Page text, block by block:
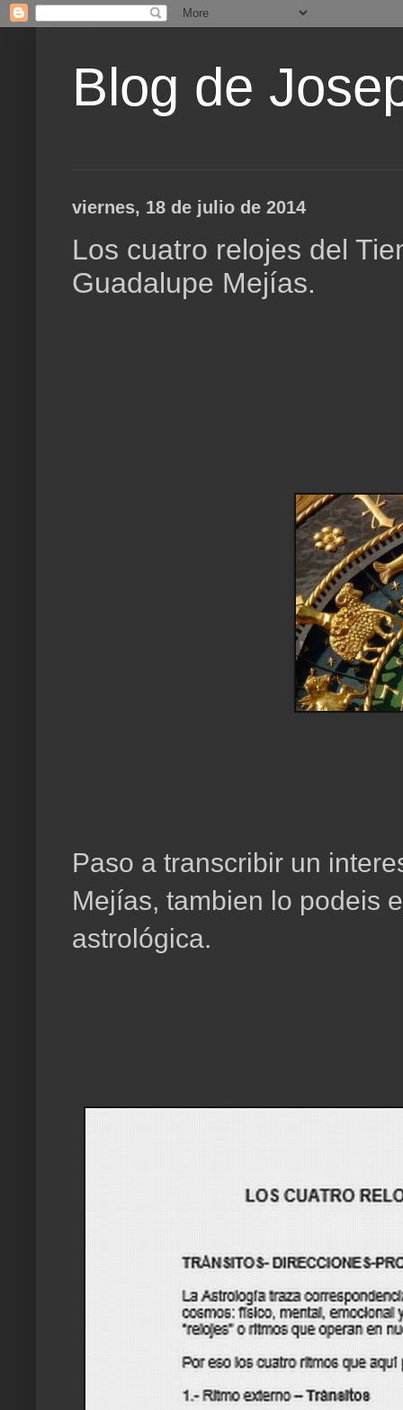
Blog de
viernes, 18 de julio de 2014
Los cuatro relojes del
Guadalupe Mejías.
Paso a transcribir un
Mejías, tambien lo podeis
astrológica.